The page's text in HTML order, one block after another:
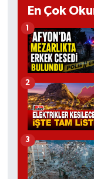
En Çok
1
2
3